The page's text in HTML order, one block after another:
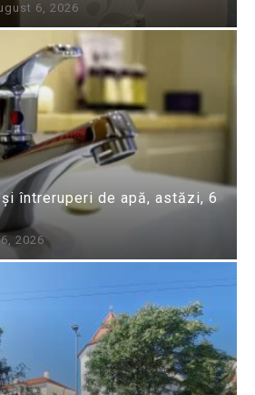
6, 2026
și întreruperi de apă, astăzi, 6
6, 2026